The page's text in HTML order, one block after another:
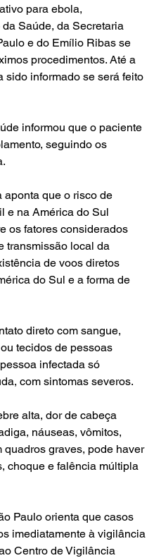
para ebola,
Saúde, da Secretaria
e do Emílio Ribas se
procedimentos. Até a
sido informado se será feito
informou que o paciente
seguindo os
que o risco de
e na América do Sul
os fatores considerados
transmissão local da
de voos diretos
do Sul e a forma de
direto com sangue,
tecidos de pessoas
infectada só
com sintomas severos.
alta, dor de cabeça
náuseas, vômitos,
quadros graves, pode haver
choque e falência múltipla
Paulo orienta que casos
imediatamente à vigilância
Centro de Vigilância